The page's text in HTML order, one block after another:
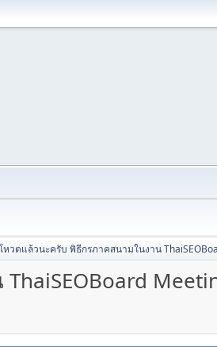
หวตแล้วนะครับ พิธีกรภาคสนามในงาน